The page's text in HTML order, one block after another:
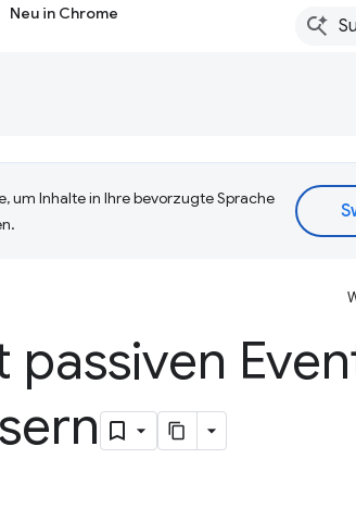
Neu in Chrome
um Inhalte in Ihre bevorzugte Sprache